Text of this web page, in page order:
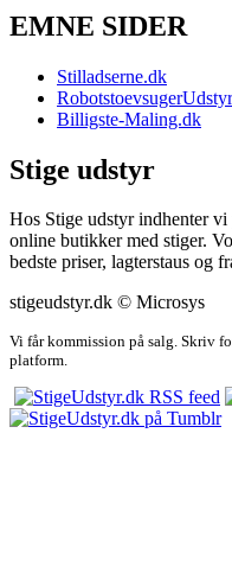
EMNE SIDER
Stilladserne.dk
Billigste-Maling.dk
Stige udstyr
Hos Stige udstyr indhenter
online butikker med stiger.
bedste priser, lagterstaus og
stigeudstyr.dk © Microsys
Vi får kommission på salg. Skriv
platform.